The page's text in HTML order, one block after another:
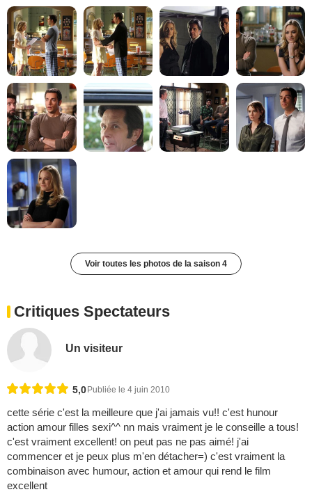
Voir toutes les photos de la saison 4
Critiques Spectateurs
Un visiteur
5,0 Publiée le 4 juin 2010
cette série c'est la meilleure que j'ai jamais vu!! c'est hunour
action amour filles sexi^^ nn mais vraiment je le conseille a tous!
c'est vraiment excellent! on peut pas ne pas aimé! j'ai
commencer et je peux plus m'en détacher=) c'est vraiment la
combinaison avec humour, action et amour qui rend le film
excellent